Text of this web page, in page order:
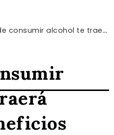
alcohol te traerá algunos beneficios